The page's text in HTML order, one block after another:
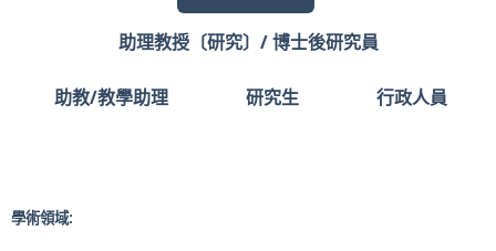
助理教授〔研究〕/ 博士後研究員
助教/教學助理 研究生 行政人員
學術領域: